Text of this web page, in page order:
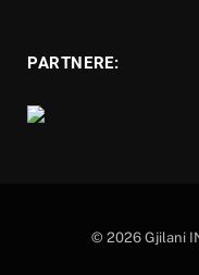
PARTNERE:
© 2026 Gjilani